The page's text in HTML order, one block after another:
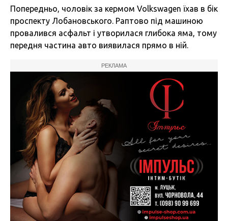
Попередньо, чоловік за кермом Volkswagen їхав в бік
проспекту Лобановського. Раптово під машиною
провалився асфальт і утворилася глибока яма, тому
передня частина авто виявилася прямо в ній.
РЕКЛАМА